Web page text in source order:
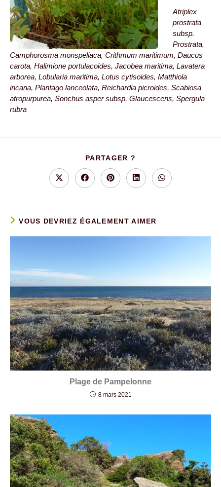
Atriplex
prostrata
subsp.
Prostrata,
Camphorosma monspeliaca, Crithmum maritimum, Daucus
carota, Halimione portulacoides, Jacobea maritima, Lavatera
arborea, Lobularia maritima, Lotus cytisoides, Matthiola
incana, Plantago lanceolata, Reichardia picroides, Scabiosa
atropurpurea, Sonchus asper subsp. Glaucescens, Spergula
rubra
PARTAGER ?
CE
CONTENU
Ouvrir
dans
Ouvrir
dans
Ouvrir
dans
Ouvrir
dans
Ouvrir
dans
VOUS DEVRIEZ ÉGALEMENT AIMER
Plage de Pampelonne
8 mars 2021